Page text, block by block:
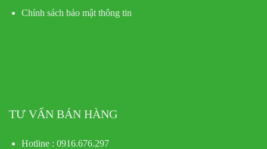
Chính sách bảo mật thông tin
TƯ VẤN BÁN HÀNG
Hotline : 0916.676.297